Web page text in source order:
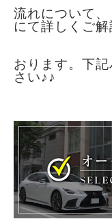
流れについて、
にて詳しくご
おります。下
さい♪♪